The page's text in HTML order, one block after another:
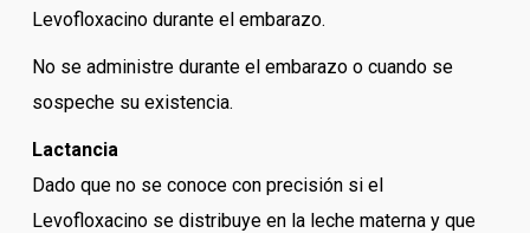
Levofloxacino durante el embarazo.
No se administre durante el embarazo o cuando se
sospeche su existencia.
Lactancia
Dado que no se conoce con precisión si el
Levofloxacino se distribuye en la leche materna y que